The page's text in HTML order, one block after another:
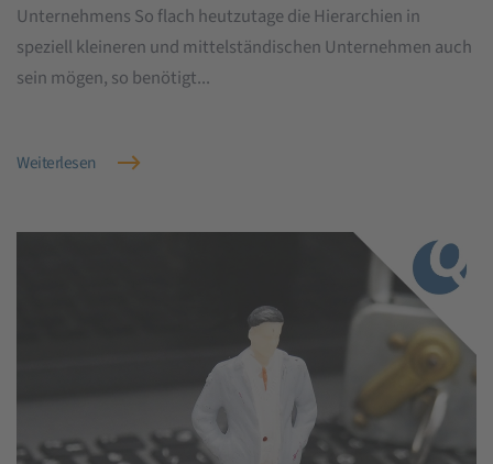
Unternehmens So flach heutzutage die Hierarchien in
speziell kleineren und mittelständischen Unternehmen auch
sein mögen, so benötigt...
Weiterlesen